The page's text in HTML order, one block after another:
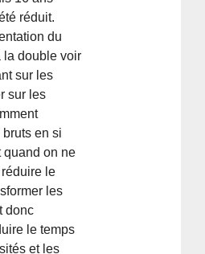
réduit.
du
la double voir
sur les
sur les
en si
quand on ne
le
les
donc
le temps
et les